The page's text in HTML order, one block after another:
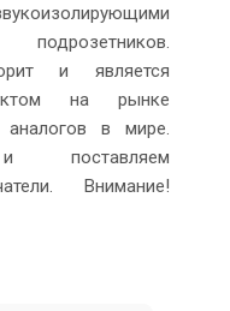
и является
на рынке
в мире.
поставляем
Внимание!